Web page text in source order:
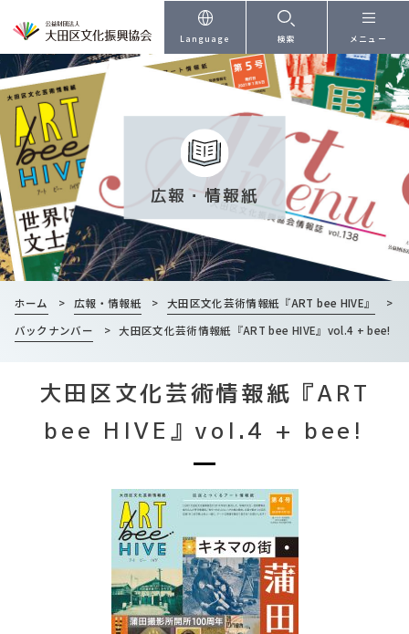
本文へ
Language 検索 メニュー
広報・情報紙
ホーム > 広報・情報紙 > 大田区文化芸術情報紙『ART bee HIVE』
>
バックナンバー
> 大田区文化芸術情報紙『ART bee HIVE』vol.4 + bee!
大田区文化芸術情報紙『ART
bee HIVE』vol.4 + bee!